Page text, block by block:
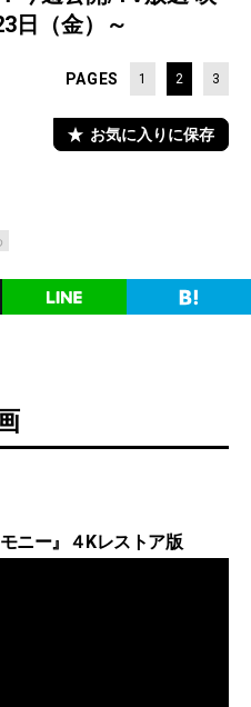
日（金）～
PAGES 1 2 3
お気に入りに保存
ニー』４Kレストア版